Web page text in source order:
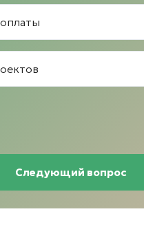
Следующий вопрос